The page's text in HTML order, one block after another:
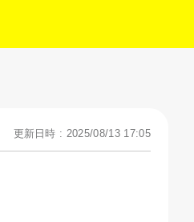
更新日時 : 2025/08/13 17:05